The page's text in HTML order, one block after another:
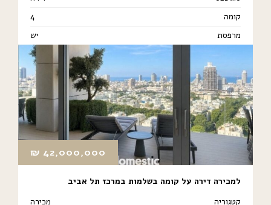
קומה
4
מרפסת
יש
42,000,000
₪
למכירה דירה על קומה בשלמות במרכז תל אביב
קטגוריה
מכירה